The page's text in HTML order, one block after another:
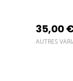
35,00
AUTRES